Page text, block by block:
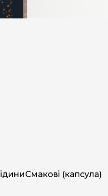
Смакові (капсула)